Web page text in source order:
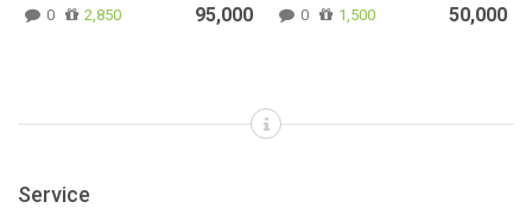
0 2,850 95,000 0 1,500 50,000
Service